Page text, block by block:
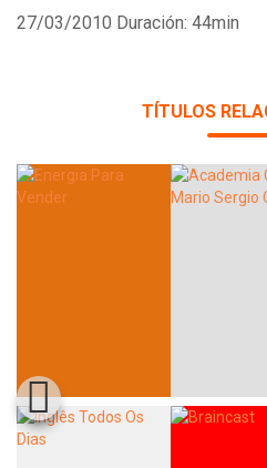
27/03/2010 Duración: 44min
TÍTULOS
Whatsapp Facebook